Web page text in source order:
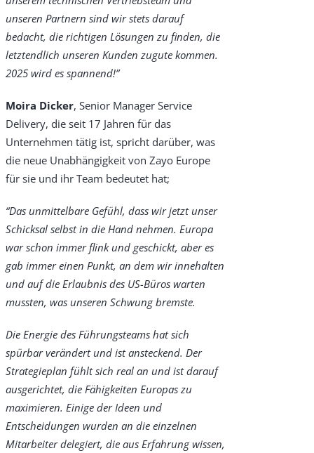
unseren Partnern sind wir stets darauf
bedacht, die richtigen Lösungen zu finden, die
letztendlich unseren Kunden zugute kommen.
2025 wird es spannend!”
Moira Dicker, Senior Manager Service
Delivery, die seit 17 Jahren für das
Unternehmen tätig ist, spricht darüber, was
die neue Unabhängigkeit von Zayo Europe
für sie und ihr Team bedeutet hat;
“Das unmittelbare Gefühl, dass wir jetzt unser
Schicksal selbst in die Hand nehmen. Europa
war schon immer flink und geschickt, aber es
gab immer einen Punkt, an dem wir innehalten
und auf die Erlaubnis des US-Büros warten
mussten, was unseren Schwung bremste.
Die Energie des Führungsteams hat sich
spürbar verändert und ist ansteckend. Der
Strategieplan fühlt sich real an und ist darauf
ausgerichtet, die Fähigkeiten Europas zu
maximieren. Einige der Ideen und
Entscheidungen wurden an die einzelnen
Mitarbeiter delegiert, die aus Erfahrung wissen,